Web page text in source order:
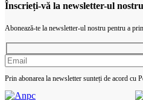
Înscrieți-vă la newsletter-ul nostru
Abonează-te la newsletter-ul nostru pentru a
Prin abonarea la newsletter sunteți de acord cu